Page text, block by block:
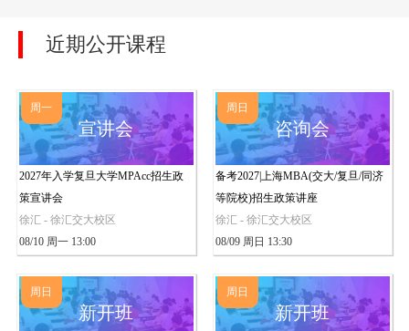
近期公开课程
宣讲会
2027年入学复旦大学MPAcc招生政
策宣讲会
徐汇 - 徐汇交大校区
08/10 周一 13:00
周一
咨询会
备考2027|上海MBA(交大/复旦/同济
等院校)招生政策讲座
徐汇 - 徐汇交大校区
08/09 周日 13:30
周日
新开班
周日
新开班
周日